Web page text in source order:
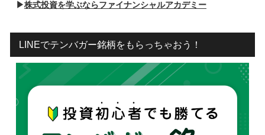
▶株式投資を学ぶならファイナンシャルアカデミー
LINEでテンバガー銘柄をもらっちゃおう！